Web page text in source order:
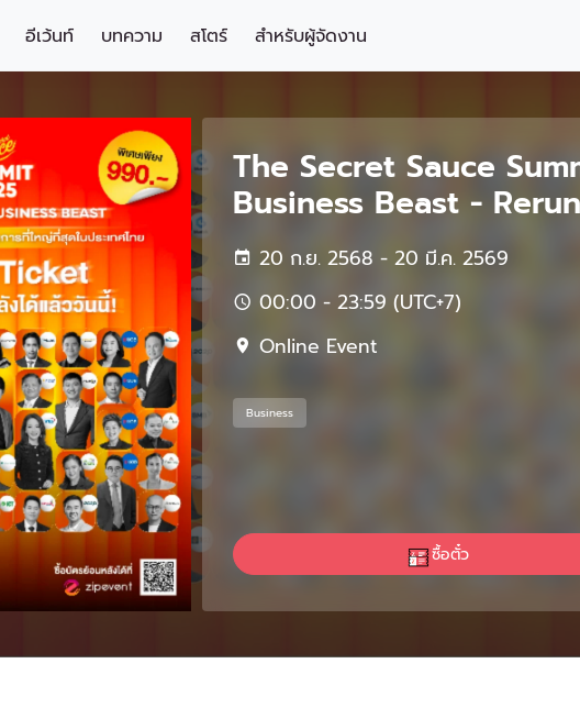
อีเว้นท์ บทความ สโตร์ สำหรับผู้จัดงาน
The Secret Sauce
Business Beast - Rerun
20 ก.ย. 2568 - 20 มี.ค. 2569
00:00 - 23:59 (UTC+7)
Online Event
Business
ซื้อตั๋ว